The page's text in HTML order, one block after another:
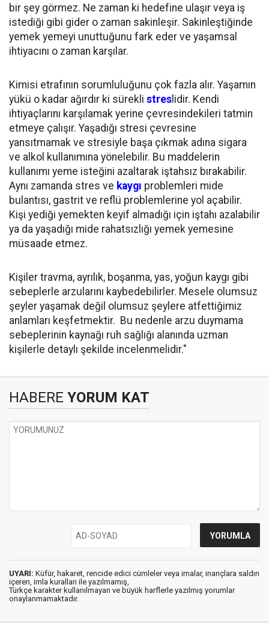
bir şey görmez. Ne zaman ki hedefine ulaşır veya iş
istediği gibi gider o zaman sakinleşir. Sakinleştiğinde
yemek yemeyi unuttuğunu fark eder ve yaşamsal
ihtiyacını o zaman karşılar.
Kimisi etrafının sorumluluğunu çok fazla alır. Yaşamın
yükü o kadar ağırdır ki sürekli stres lidir. Kendi
ihtiyaçlarını karşılamak yerine çevresindekileri tatmin
etmeye çalışır. Yaşadığı stresi çevresine
yansıtmamak ve stresiyle başa çıkmak adına sigara
ve alkol kullanımına yönelebilir. Bu maddelerin
kullanımı yeme isteğini azaltarak iştahsız bırakabilir.
Aynı zamanda stres ve kaygı problemleri mide
bulantısı, gastrit ve reflü problemlerine yol açabilir.
Kişi yediği yemekten keyif almadığı için iştahı azalabilir
ya da yaşadığı mide rahatsızlığı yemek yemesine
müsaade etmez.
Kişiler travma, ayrılık, boşanma, yas, yoğun kaygı gibi
sebeplerle arzularını kaybedebilirler. Mesele olumsuz
şeyler yaşamak değil olumsuz şeylere atfettiğimiz
anlamları keşfetmektir. Bu nedenle arzu duymama
sebeplerinin kaynağı ruh sağlığı alanında uzman
kişilerle detaylı şekilde incelenmelidir."
HABERE YORUM KAT
UYARI: Küfür, hakaret, rencide edici cümleler veya imalar, inançlara saldırı
içeren, imla kuralları ile yazılmamış,
Türkçe karakter kullanılmayan ve büyük harflerle yazılmış yorumlar
onaylanmamaktadır.